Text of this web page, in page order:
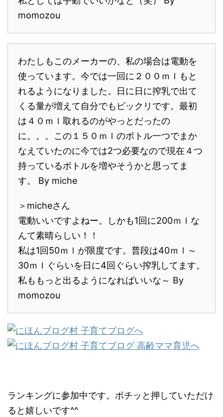
momozou
わたしもこのメーカーの、私の場合は電動を
使っています。今では一回に２００ｍｌもと
れるようになりました。日に日に搾乳で出て
くる量が増えて自分でもビックリです。最初
は４０ｍｌ取れるのがやっとだったの
に。。。この１５０ｍｌのボトル一つでまか
なえていたのに今では2つ必要なので現在４つ
持っているボトルを増やそうかと思ってま
す。 By miche
＞micheさん
電動いいですよねー。しかも1回に200ｍｌな
んて素晴らしい！！
私は1回50ｍｌが限度です。普段は40ｍｌ～
30ｍｌぐらいを日に4回ぐらい搾乳してます。
私ももっと出るようになればいいな～ By
momozou
ランキングに参加中です。ポチッと押していただけ
ると嬉しいです^^